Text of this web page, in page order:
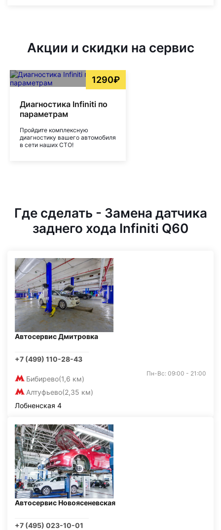
Акции и скидки на сервис
1290₽
Диагностика Infiniti по
параметрам
Пройдите комплексную
диагностику вашего автомобиля
в сети наших СТО!
Где сделать - Замена датчика
заднего хода Infiniti Q60
Автосервис Дмитровка
+7 (499) 110-28-43
Бибирево(1,6 км)
Алтуфьево(2,35 км)
Пн-Вс: 09:00 - 21:00
Лобненская 4
Автосервис Новоясеневская
+7 (495) 023-10-01